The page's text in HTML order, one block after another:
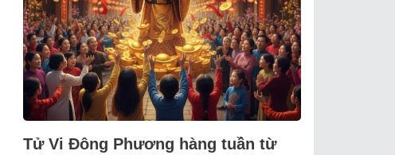
Tử Vi Đông Phương hàng tuần từ